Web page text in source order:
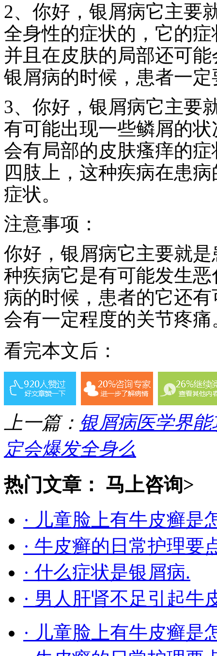
2、你好，银屑病它主要
全身性的症状的，它的
并且在皮肤的局部还可
银屑病的时候，患者一
3、你好，银屑病它主要
有可能出现一些鳞屑的
会有局部的皮肤瘙痒的
四肢上，这种疾病在患
症状。
注意事项：
你好，银屑病它主要就
种疾病它是有可能发生
病的时候，患者的它还
会有一定程度的关节疼痛
看完本文后：
上一篇： 银屑病医学界
定会爆发全身么
热门文章： 马上咨询>
· 儿童脸上有牛皮癣是
· 牛皮癣的日常护理要
· 什么症状是银屑病.
· 男人肝肾不足引起牛
· 儿童脸上有牛皮癣是